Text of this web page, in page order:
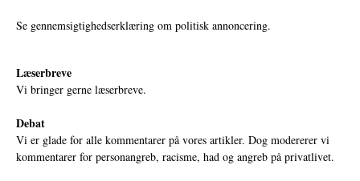
Se gennemsigtighedserklæring om politisk annoncering.
Læserbreve
Vi bringer gerne læserbreve.
Debat
Vi er glade for alle kommentarer på vores artikler. Dog modererer vi
kommentarer for personangreb, racisme, had og angreb på privatlivet.